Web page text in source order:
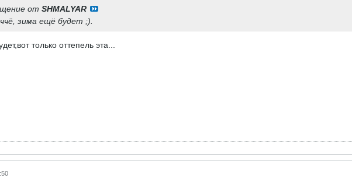
от SHMALYAR
зима ещё будет ;).
только оттепель эта...